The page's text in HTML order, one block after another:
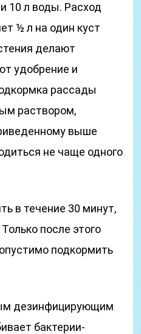
10 л воды. Расход
½ л на один куст
делают
удобрение и
рассады
раствором,
выше
не чаще одного
в течение 30 минут,
после этого
подкормить
дезинфицирующим
бактерии-